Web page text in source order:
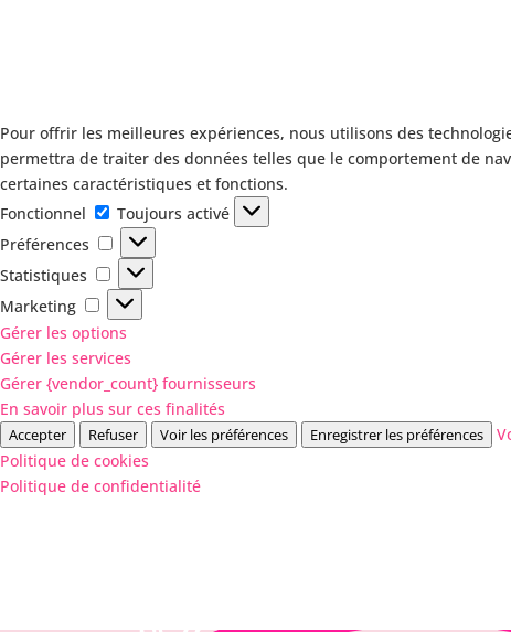
Pour offrir les meilleures expériences, nous utilisons des
permettra de traiter des données telles que le comportement de
certaines caractéristiques et fonctions.
Fonctionnel
Fonctionnel
Toujours activé
Préférences
Préférences
Statistiques
Statistiques
Marketing
Marketing
Gérer les options
Gérer les services
Gérer {vendor_count} fournisseurs
En savoir plus sur ces finalités
Accepter Refuser Voir les préférences Enregistrer les préférences
Politique de cookies
Politique de confidentialité